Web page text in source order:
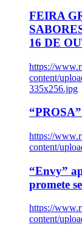
FEIRA
16 DE
https://
content/
335x256.jpg
https://
content/
“Envy”
promete
https://
content/